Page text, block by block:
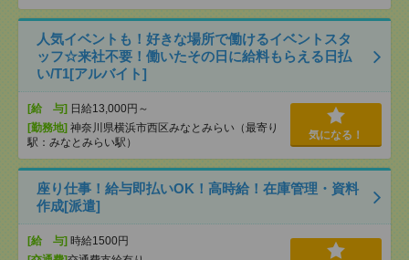
人気イベントも！好きな場所で働けるイベントスタ
ッフ☆来社不要！働いたその日に給料もらえる日払
い/T1[アルバイト]
[給 与] 日給13,000円～
[勤務地] 神奈川県横浜市西区みなとみらい（最寄り
駅：みなとみらい駅）
気になる！
座り仕事！給与即払いOK！高時給！在庫管理・資料
作成[派遣]
[給 与] 時給1500円